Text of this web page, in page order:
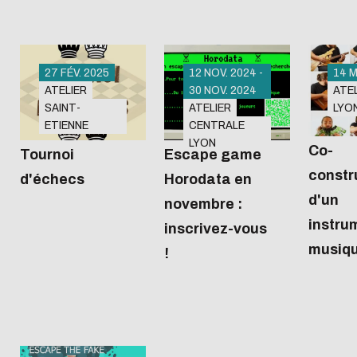
27 FÉV. 2025
ATELIER
SAINT-
ETIENNE
Bibliothèque
Wangari
Maathai
13:45
Tournoi
d'échecs
12 NOV. 2024 -
30 NOV. 2024
ATELIER
CENTRALE
LYON
Escape game
Horodata en
novembre :
inscrivez-vous
!
14
Co-
d'un